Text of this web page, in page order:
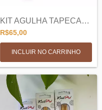
KIT AGULHA TAPECARIA CLOVER - LARANJA
R$65,00